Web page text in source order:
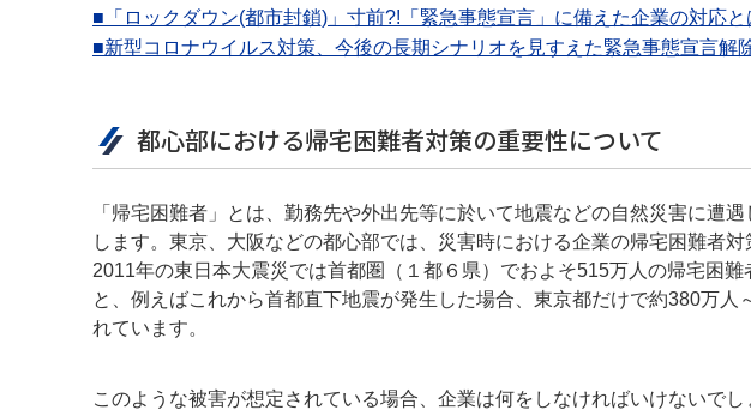
■「ロックダウン(都市封鎖)」寸前?!「緊急事態宣言」に備えた企業の対応と
■新型コロナウイルス対策、今後の長期シナリオを見すえた緊急事態宣言解
都心部における帰宅困難者対策の重要性について
「帰宅困難者」とは、勤務先や外出先等に於いて地震などの自然災害に遭
します。東京、大阪などの都心部では、災害時における企業の帰宅困難者
2011年の東日本大震災では首都圏（１都６県）でおよそ515万人の帰宅困
と、例えばこれから首都直下地震が発生した場合、東京都だけで約380万人
れています。
このような被害が想定されている場合、企業は何をしなければいけないで